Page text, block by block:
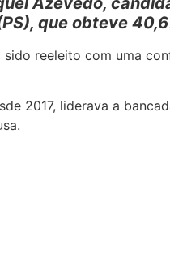
que obteve
reeleito com uma
2017, liderava a